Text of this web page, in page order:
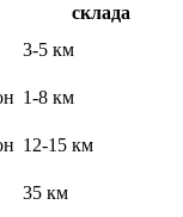
склада
3-5 км
1-8 км
12-15 км
35 км